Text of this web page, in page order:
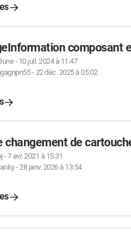
composant
- 10 juil. 2024 à 11:47
-22 déc. 2025 à 05:02
changement de
-7 avr. 2021 à 15:31
-28 janv. 2026 à 13:54